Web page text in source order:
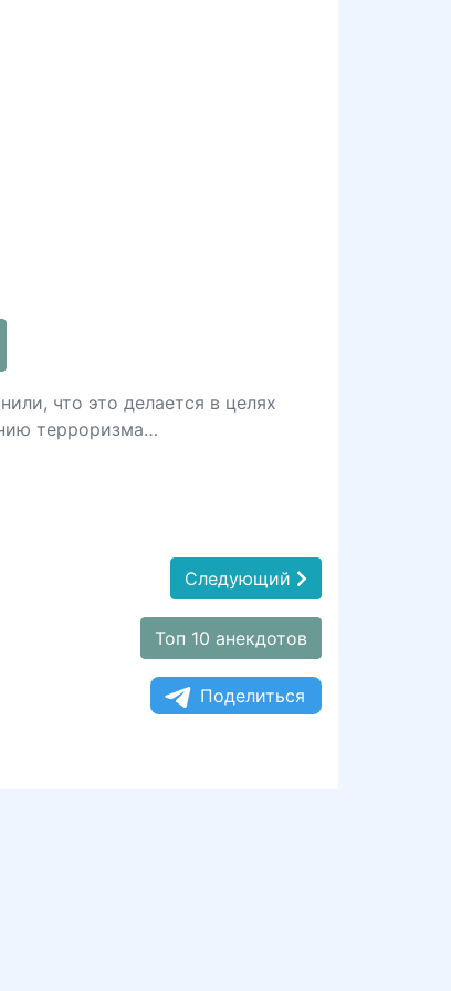
что это делается в целях
терроризма…
Следующий
Топ 10 анекдотов
Поделиться